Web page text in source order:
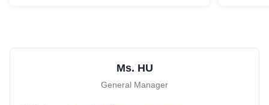
Ms. HU
General Manager